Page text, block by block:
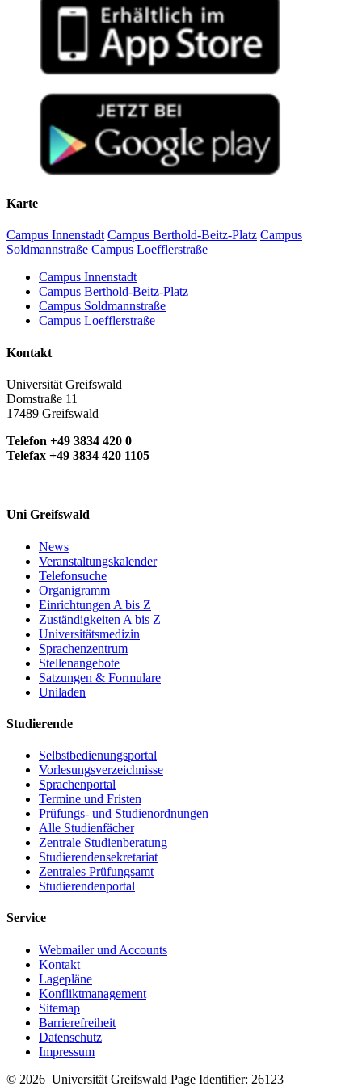
Karte
Campus Innenstadt Campus Berthold-Beitz-Platz Campus
Soldmannstraße Campus Loefflerstraße
Campus Innenstadt
Campus Berthold-Beitz-Platz
Campus Soldmannstraße
Campus Loefflerstraße
Kontakt
Universität Greifswald
Domstraße 11
17489 Greifswald
Telefon +49 3834 420 0
Telefax +49 3834 420 1105
Uni Greifswald
News
Veranstaltungskalender
Telefonsuche
Organigramm
Einrichtungen A bis Z
Zuständigkeiten A bis Z
Universitätsmedizin
Sprachenzentrum
Stellenangebote
Satzungen & Formulare
Uniladen
Studierende
Selbstbedienungsportal
Vorlesungsverzeichnisse
Sprachenportal
Termine und Fristen
Prüfungs- und Studienordnungen
Alle Studienfächer
Zentrale Studienberatung
Studierendensekretariat
Zentrales Prüfungsamt
Studierendenportal
Service
Webmailer und Accounts
Kontakt
Lagepläne
Konfliktmanagement
Sitemap
Barrierefreiheit
Datenschutz
Impressum
© 2026 Universität Greifswald Page Identifier: 26123